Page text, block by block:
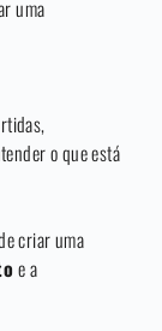
uma
o que está
criar uma
e a